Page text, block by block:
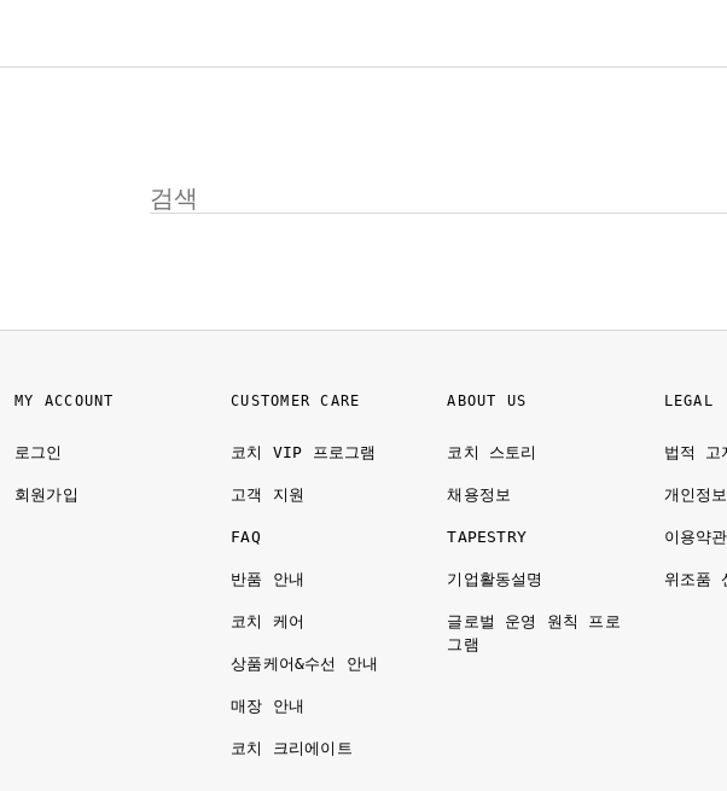
MY ACCOUNT
로그인
회원가입
CUSTOMER CARE
코치 VIP 프로그램
고객 지원
FAQ
반품 안내
코치 케어
상품케어&수선 안내
매장 안내
코치 크리에이트
ABOUT US
코치 스토리
채용정보
TAPESTRY
기업활동설명
글로벌 운영 원칙 프로
그램
LEGAL
법적 고
개인정
이용약관
위조품